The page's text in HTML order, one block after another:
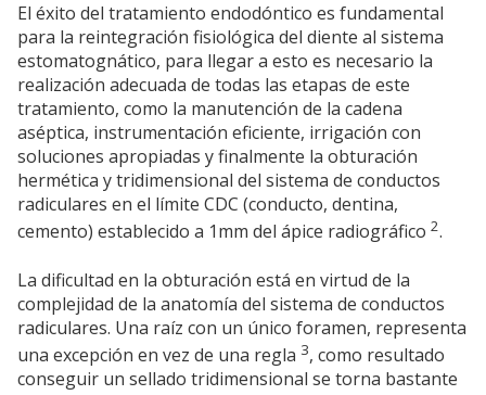
El éxito del tratamiento endodóntico es fundamental
para la reintegración fisiológica del diente al sistema
estomatognático, para llegar a esto es necesario la
realización adecuada de todas las etapas de este
tratamiento, como la manutención de la cadena
aséptica, instrumentación eficiente, irrigación con
soluciones apropiadas y finalmente la obturación
hermética y tridimensional del sistema de conductos
radiculares en el límite CDC (conducto, dentina,
cemento) establecido a 1mm del ápice radiográfico 2.
La dificultad en la obturación está en virtud de la
complejidad de la anatomía del sistema de conductos
radiculares. Una raíz con un único foramen, representa
una excepción en vez de una regla 3, como resultado
conseguir un sellado tridimensional se torna bastante